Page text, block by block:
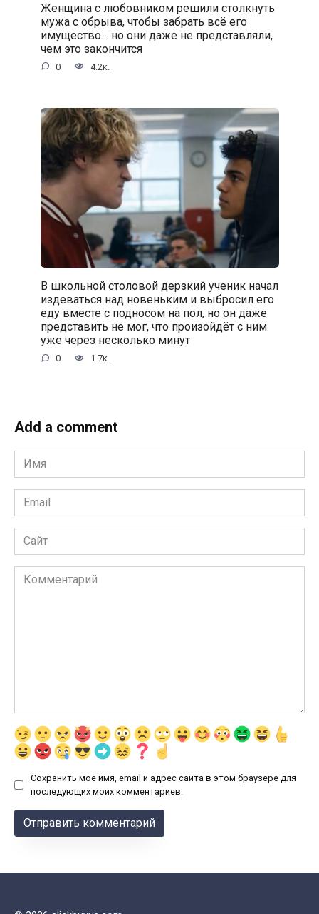
Женщина с любовником решили столкнуть
мужа с обрыва, чтобы забрать всё его
имущество… но они даже не представляли,
чем это закончится
0 4.2к.
В школьной столовой дерзкий ученик начал
издеваться над новеньким и выбросил его
еду вместе с подносом на пол, но он даже
представить не мог, что произойдёт с ним
уже через несколько минут
0 1.7к.
Add a comment
Имя
*
Email
*
Сайт
Комментарий
Сохранить моё имя, email и адрес сайта в этом браузере для
последующих моих комментариев.